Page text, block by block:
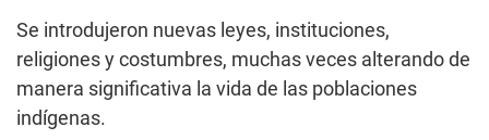
Se introdujeron nuevas leyes, instituciones,
religiones y costumbres, muchas veces alterando de
manera significativa la vida de las poblaciones
indígenas.